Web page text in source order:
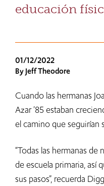
educación
01/12/2022
By Jeff Theodore
Cuando las hermanas
Azar ’85 estaban
el camino que seguirían
“Todas las hermanas de
de escuela primaria, así
sus pasos”, recuerda